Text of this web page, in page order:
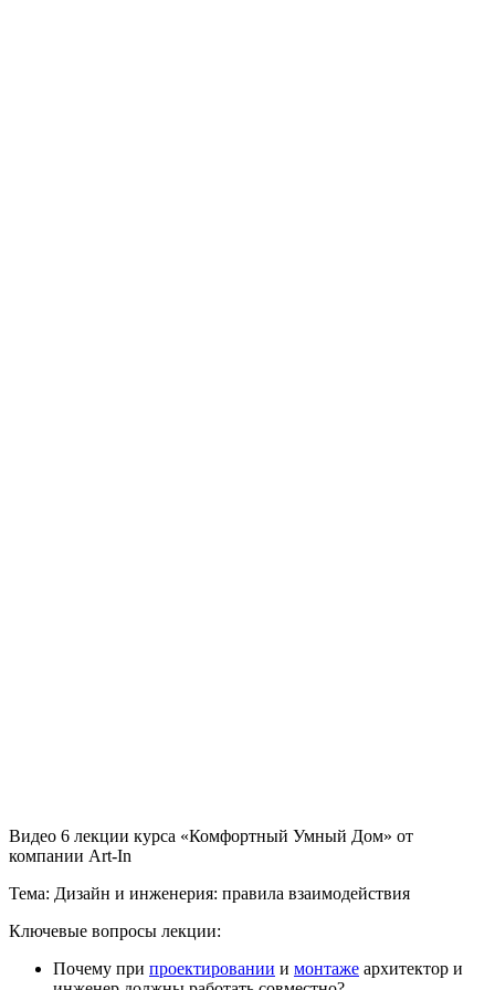
Видео 6 лекции курса «Комфортный Умный Дом» от
компании Art-In
Тема: Дизайн и инженерия: правила взаимодействия
Ключевые вопросы лекции:
Почему при проектировании и монтаже архитектор и